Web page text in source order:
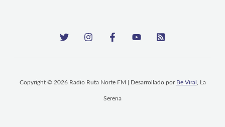
Copyright © 2026 Radio Ruta Norte FM | Desarrollado por Be Viral , La
Serena